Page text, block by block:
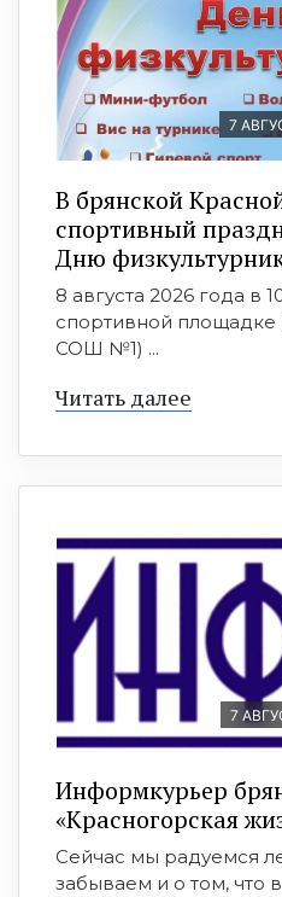
7
В брянской
спортивный
Дню
8 августа 2026 года в
спортивной площадке
СОШ №1) ...
Читать далее
7
Информкурьер
«Красногорская
Сейчас мы радуемся
забываем и о том, что